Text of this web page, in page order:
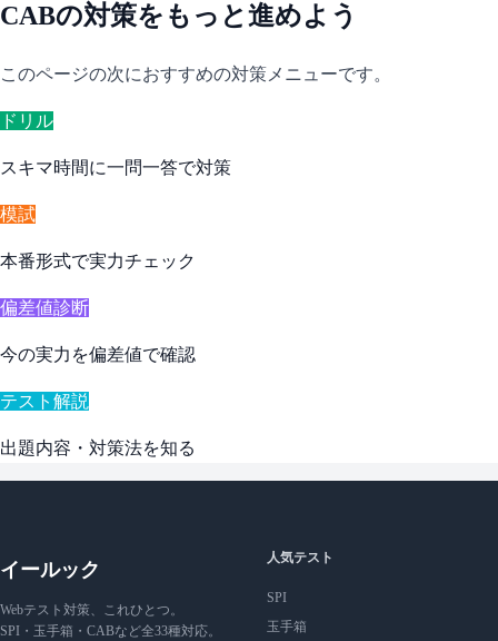
CABの対策をもっと進めよう
このページの次におすすめの対策メニューです。
ドリル
スキマ時間に一問一答で対策
模試
本番形式で実力チェック
偏差値診断
今の実力を偏差値で確認
テスト解説
出題内容・対策法を知る
イールック
Webテスト対策、これひとつ。
SPI・玉手箱・CABなど全33種対応。
人気テスト
SPI
玉手箱